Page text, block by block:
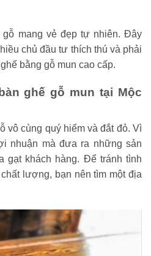
mang vẻ đẹp tự nhiên. Đây
chủ đầu tư thích thú và phải
bằng gỗ mun cao cấp.
ghế gỗ mun tại Mộc
vô cùng quý hiếm và đắt đỏ. Vì
nhuận mà đưa ra những sản
gạt khách hàng. Để tránh tình
lượng, bạn nên tìm một địa